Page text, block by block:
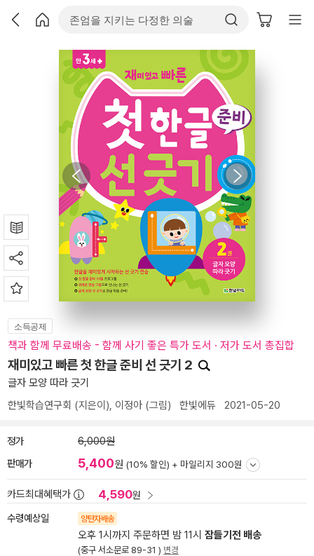
소득공제
책과 함께 무료배송 - 함께 사기 좋은 특가 도서 · 저가 도서 총집합
재미있고 빠른 첫 한글 준비 선 긋기 2
글자 모양 따라 긋기
한빛학습연구회 (지은이), 이정아 (그림) 한빛에듀 2021-05-20
정가 6,000원
판매가 5,400원 (10% 할인) + 마일리지 300원
카드최대혜택가 4,590원
수령예상일 양탄자배송
오후 1시까지 주문하면 밤 11시 잠들기전 배송
(중구 서소문로 89-31 ) 변경